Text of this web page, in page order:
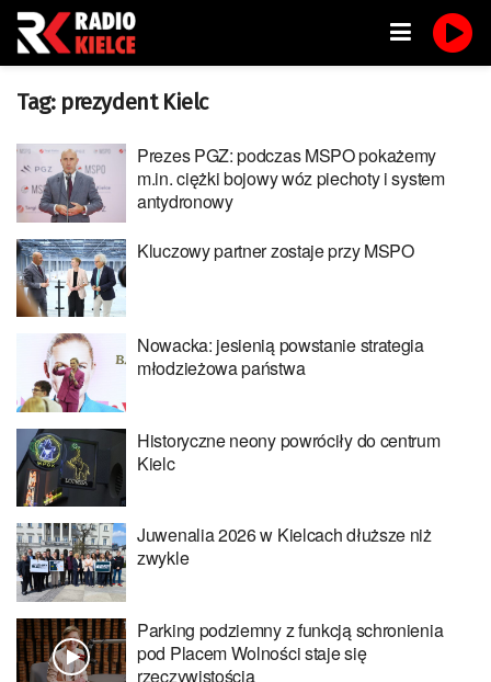
Tag: prezydent Kielc
Prezes PGZ: podczas MSPO pokażemy
m.in. ciężki bojowy wóz piechoty i system
antydronowy
Kluczowy partner zostaje przy MSPO
Nowacka: jesienią powstanie strategia
młodzieżowa państwa
Historyczne neony powróciły do centrum
Kielc
Juwenalia 2026 w Kielcach dłuższe niż
zwykle
Parking podziemny z funkcją schronienia
pod Placem Wolności staje się
rzeczywistością